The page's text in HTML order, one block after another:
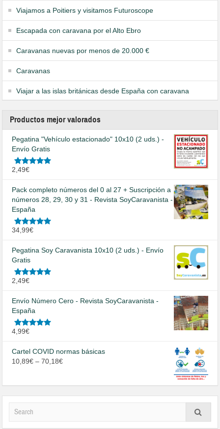
Viajamos a Poitiers y visitamos Futuroscope
Escapada con caravana por el Alto Ebro
Caravanas nuevas por menos de 20.000 €
Caravanas
Viajar a las islas británicas desde España con caravana
Productos mejor valorados
Pegatina "Vehículo estacionado" 10x10 (2 uds.) -
Envío Gratis
Valorado
2,49€
Pack completo números del 0 al 27 + Suscripción a
números 28, 29, 30 y 31 - Revista SoyCaravanista -
España
Valorado
34,99€
Pegatina Soy Caravanista 10x10 (2 uds.) - Envío
Gratis
Valorado
2,49€
Envío Número Cero - Revista SoyCaravanista -
España
Valorado
4,99€
Cartel COVID normas básicas
10,89€ –70,18€